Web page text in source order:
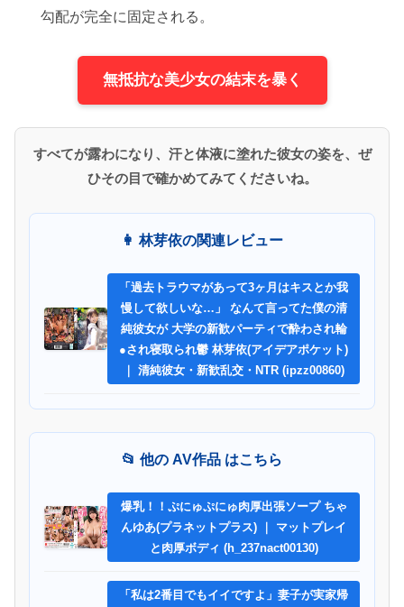
勾配が完全に固定される。
無抵抗な美少女の結末を暴く
すべてが露わになり、汗と体液に塗れた彼女の姿を、ぜ
ひその目で確かめてみてくださいね。
👩 林芽依の関連レビュー
「過去トラウマがあって3ヶ月はキスとか我
慢して欲しいな…」 なんて言ってた僕の清
純彼女が 大学の新歓パーティで酔わされ輪
●され寝取られ鬱 林芽依(アイデアポケット)
｜ 清純彼女・新歓乱交・NTR (ipzz00860)
📂 他の AV作品 はこちら
爆乳！！ぷにゅぷにゅ肉厚出張ソープ ちゃ
んゆあ(プラネットプラス) ｜ マットプレイ
と肉厚ボディ (h_237nact00130)
「私は2番目でもイイですよ」妻子が実家帰